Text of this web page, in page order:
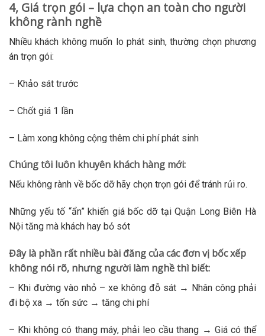
4, Giá trọn gói – lựa chọn an toàn cho người
không rành nghề
Nhiều khách không muốn lo phát sinh, thường chọn phương
án trọn gói:
– Khảo sát trước
– Chốt giá 1 lần
– Làm xong không cộng thêm chi phí phát sinh
Chúng tôi luôn khuyên khách hàng mới:
Nếu không rành về bốc dỡ hãy chọn trọn gói để tránh rủi ro.
Những yếu tố “ẩn” khiến giá bốc dỡ tại Quận Long Biên Hà
Nội tăng mà khách hay bỏ sót
Đây là phần rất nhiều bài đăng của các đơn vị bốc xếp
không nói rõ, nhưng người làm nghề thì biết:
– Khi đường vào nhỏ – xe không đỗ sát → Nhân công phải
đi bộ xa → tốn sức → tăng chi phí
– Khi không có thang máy, phải leo cầu thang → Giá có thể